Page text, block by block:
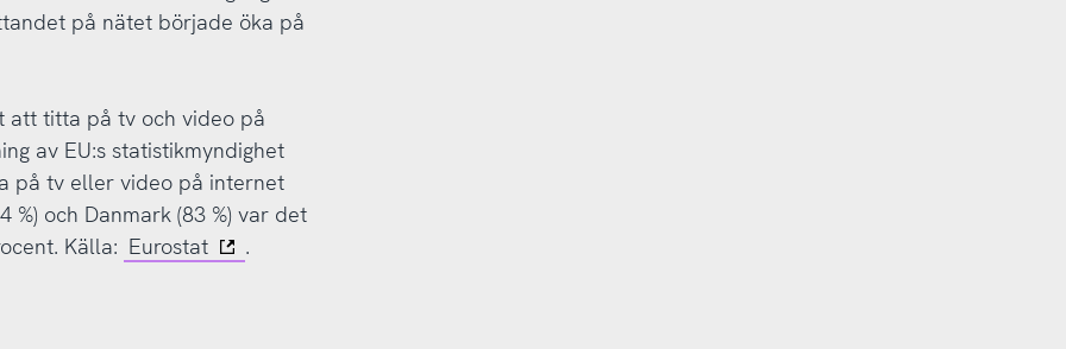
på nätet började öka på
att titta på tv och video på
av EU:s statistikmyndighet
på tv eller video på internet
och Danmark (83 %) var det
Källa: Eurostat .